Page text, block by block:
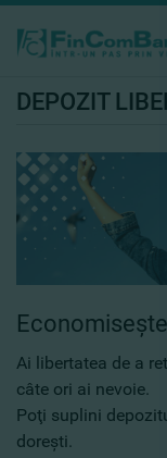
DEPOZIT
Ai libertatea de a
câte ori ai nevoie.
Poţi suplini
doreşti.